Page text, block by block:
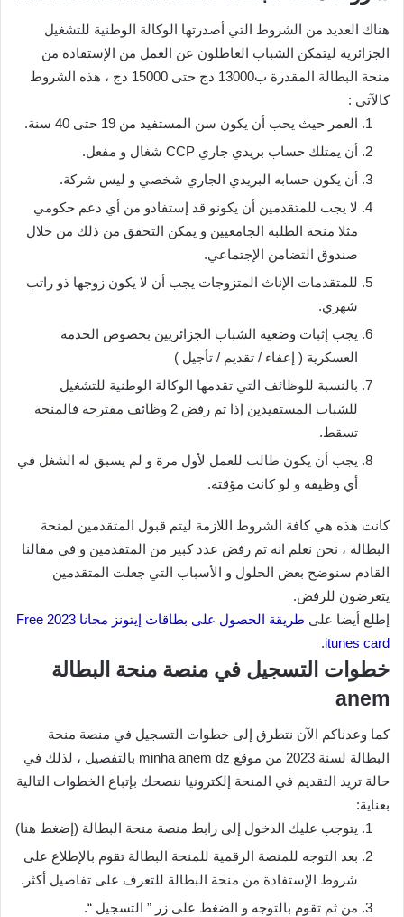
هناك العديد من الشروط التي أصدرتها الوكالة الوطنية للتشغيل
الجزائرية ليتمكن الشباب العاطلون عن العمل من الإستفادة من
منحة البطالة المقدرة ب13000 دج حتى 15000 دج ، هذه الشروط
كالآتي :
العمر حيث يحب أن يكون سن المستفيد من 19 حتى 40 سنة.
أن يمتلك حساب بريدي جاري CCP شغال و مفعل.
أن يكون حسابه البريدي الجاري شخصي و ليس شركة.
لا يجب للمتقدمين أن يكونو قد إستفادو من أي دعم حكومي
مثلا منحة الطلبة الجامعيين و يمكن التحقق من ذلك من خلال
صندوق التضامن الإجتماعي.
للمتقدمات الإناث المتزوجات يجب أن لا يكون زوجها ذو راتب
شهري.
يجب إثبات وضعية الشباب الجزائريين بخصوص الخدمة
العسكرية ( إعفاء / تقديم / تأجيل )
بالنسبة للوظائف التي تقدمها الوكالة الوطنية للتشغيل
للشباب المستفيدين إذا تم رفض 2 وظائف مقترحة فالمنحة
تسقط.
يجب أن يكون طالب للعمل لأول مرة و لم يسبق له الشغل في
أي وظيفة و لو كانت مؤقتة.
كانت هذه هي كافة الشروط اللازمة ليتم قبول المتقدمين لمنحة
البطالة ، نحن نعلم انه تم رفض عدد كبير من المتقدمين و في مقالنا
القادم سنوضح بعض الحلول و الأسباب التي جعلت المتقدمين
يتعرضون للرفض.
إطلع أيضا على
طريقة الحصول على بطاقات إيتونز مجانا 2023 Free
itunes card
.
خطوات التسجيل في منصة منحة البطالة
anem
كما وعدناكم الآن نتطرق إلى خطوات التسجيل في منصة منحة
البطالة لسنة 2023 من موقع minha anem dz بالتفصيل ، لذلك في
حالة تريد التقديم في المنحة إلكترونيا ننصحك بإتباع الخطوات التالية
بعناية:
يتوجب عليك الدخول إلى رابط منصة منحة البطالة (إضغط هنا)
بعد التوجه للمنصة الرقمية للمنحة البطالة تقوم بالإطلاع على
شروط الإستفادة من منحة البطالة للتعرف على تفاصيل أكثر.
من ثم تقوم بالتوجه و الضغط على زر ” التسجيل “.